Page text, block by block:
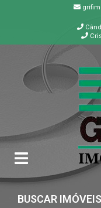
BUSCAR IMÓVEIS